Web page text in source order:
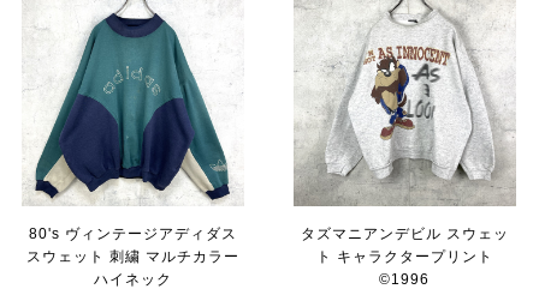
80's ヴィンテージアディダス
スウェット 刺繍 マルチカラー
ハイネック
タズマニアンデビル スウェッ
ト キャラクタープリント
©︎1996